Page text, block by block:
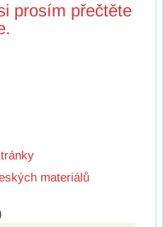
prosím přečtěte
materiálů